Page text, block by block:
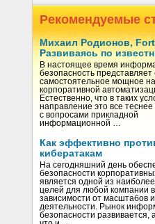
Рекомендуемые
Михаил Родионов,
Развиваясь по
В настоящее время
безопасность представляет
самостоятельное мощное
корпоративной
Естественно, что в таких
направление это все теснее
с вопросами прикладной
информационной …
Как эффективно
кибератакам
На сегодняшний день
безопасности
является одной из
целей для любой компании
зависимости от масштабов
деятельности. Рынок
безопасности развивается,